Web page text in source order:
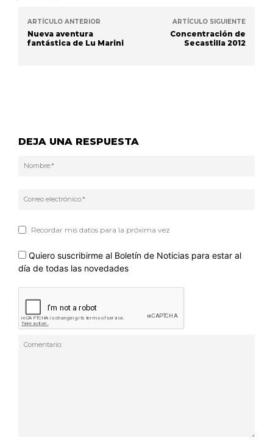
ARTÍCULO ANTERIOR
Nueva aventura
fantástica de Lu Marini
ARTÍCULO SIGUIENTE
Concentración de
Secastilla 2012
DEJA UNA RESPUESTA
Recordar mis datos para la próxima vez
Quiero suscribirme al Boletín de Noticias para estar al
día de todas las novedades